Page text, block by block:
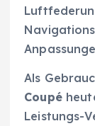
Als
Coupé
Leistungs-